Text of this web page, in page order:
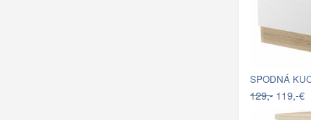
129,- 119,-€